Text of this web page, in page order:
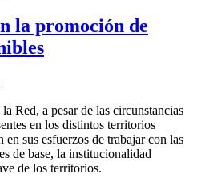
la promoción de
Red, a pesar de las circunstancias
en los distintos territorios
sus esfuerzos de trabajar con las
de base, la institucionalidad
de los territorios.